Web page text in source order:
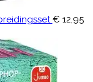
€ 12,95